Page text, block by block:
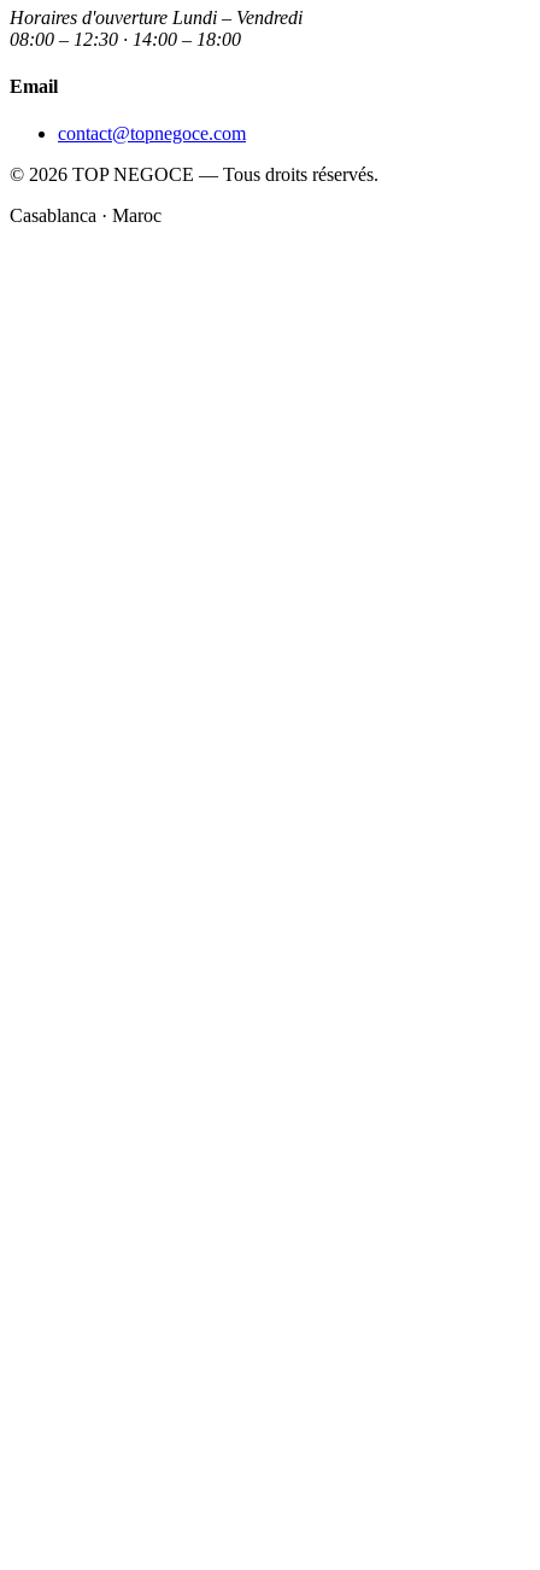
Horaires d'ouverture Lundi – Vendredi
08:00 – 12:30 · 14:00 – 18:00
Email
contact@topnegoce.com
© 2026 TOP NEGOCE — Tous droits réservés.
Casablanca · Maroc